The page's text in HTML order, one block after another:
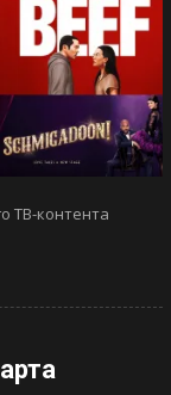
ТВ-контента